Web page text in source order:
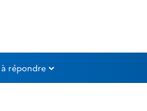
répondre